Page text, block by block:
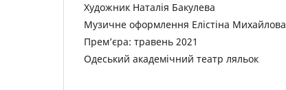
Художник Наталія Бакулева
Музичне оформлення Елістіна Михайлова
Прем’єра: травень 2021
Одеський академічний театр ляльок